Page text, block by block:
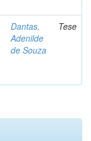
Dantas,
Adenilde
de Souza
Tese